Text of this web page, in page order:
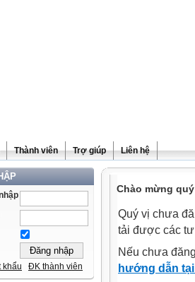
Thành viên Trợ giúp Liên hệ
khẩu ĐK thành viên
Chào mừng
Quý vị chưa
tải được các
Nếu chưa
hướng dẫn